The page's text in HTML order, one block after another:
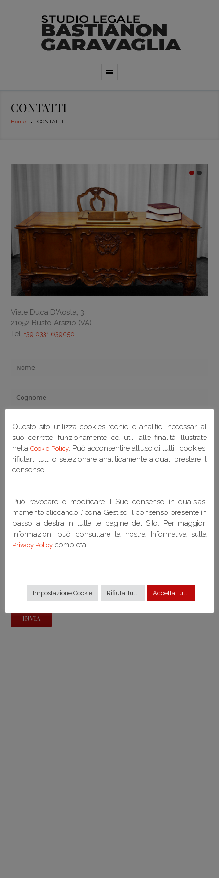
CONTATTI
Home CONTATTI
Viale Duca D'Aosta, 3
21052 Busto Arsizio (VA)
Tel.+39 0331 639050
Spunta per accettare i nostri termini ( Privacy Policy
Questo sito utilizza cookies tecnici e analitici necessari al
suo corretto funzionamento ed utili alle finalità illustrate
nellaCookie Policy. Può acconsentire all’uso di tutti i cookies,
rifiutarli tutti o selezionare analiticamente a quali prestare il
consenso.
Può revocare o modificare il Suo consenso in qualsiasi
momento cliccando l’icona Gestisci il consenso presente in
basso a destra in tutte le pagine del Sito. Per maggiori
informazioni può consultare la nostra Informativa sulla
Privacy Policy completa.
Impostazione Cookie Rifiuta Tutti Accetta Tutti